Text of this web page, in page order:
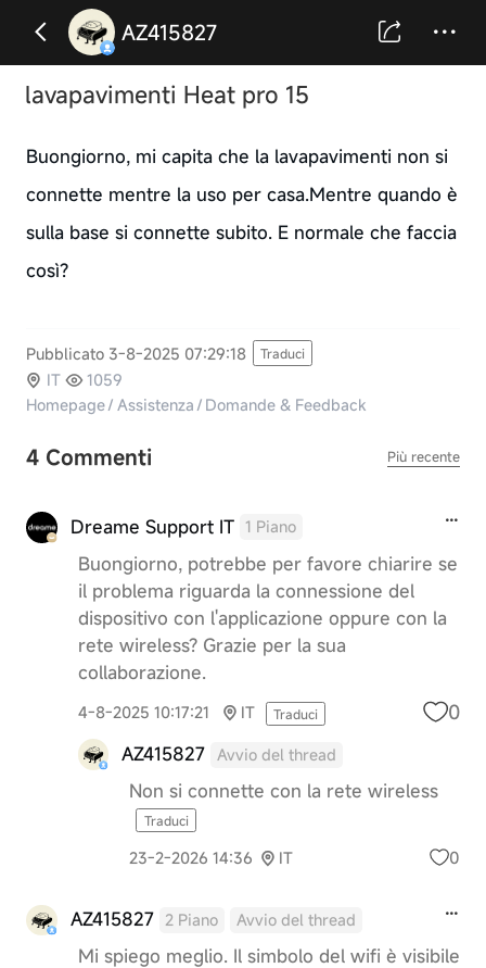
AZ415827
lavapavimenti Heat pro 15
Buongiorno, mi capita che la lavapavimenti non si
connette mentre la uso per casa.Mentre quando è
sulla base si connette subito. E normale che faccia
così?
Pubblicato 3-8-2025 07:29:18 Traduci
IT
1059
Homepage/ Assistenza/ Domande & Feedback
4 Commenti Più recente
Dreame Support IT 1 Piano
Buongiorno, potrebbe per favore chiarire se
il problema riguarda la connessione del
dispositivo con l'applicazione oppure con la
rete wireless? Grazie per la sua
collaborazione.
4-8-2025 10:17:21 IT Traduci 0
AZ415827 Avvio del thread
Non si connette con la rete wireless
Traduci
23-2-2026 14:36 IT 0
AZ415827 2 Piano Avvio del thread
Mi spiego meglio. Il simbolo del wifi è visibile